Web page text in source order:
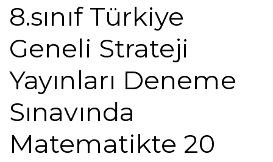
8.sınıf Türkiye
Geneli Strateji
Yayınları Deneme
Sınavında
Matematikte 20